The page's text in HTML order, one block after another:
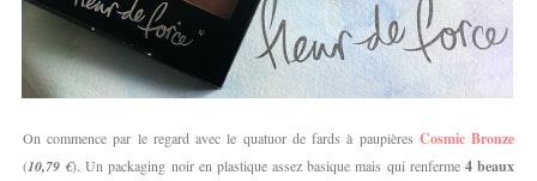
On commence par le regard avec le quatuor de fards à paupières Cosmic Bronze
(10,79 €). Un packaging noir en plastique assez basique mais qui renferme 4 beaux